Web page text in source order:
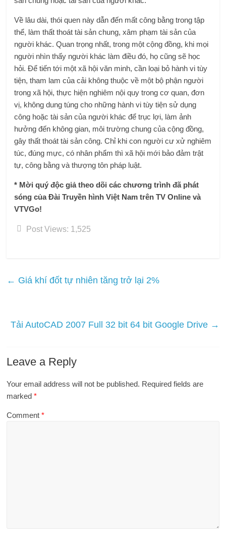
Về lâu dài, thói quen này dẫn đến mất công bằng trong tập
thể, làm thất thoát tài sản chung, xâm phạm tài sản của
người khác. Quan trọng nhất, trong một cộng đồng, khi mọi
người nhìn thấy người khác làm điều đó, họ cũng sẽ học
hỏi. Để tiến tới một xã hội văn minh, cần loại bỏ hành vi tùy
tiện, tham lam của cải không thuộc về một bộ phận người
trong xã hội, thực hiện nghiêm nội quy trong cơ quan, đơn
vị, không dung túng cho những hành vi tùy tiện sử dụng
công hoặc tài sản của người khác để trục lợi, làm ảnh
hưởng đến không gian, môi trường chung của cộng đồng,
gây thất thoát tài sản công. Chỉ khi con người cư xử nghiêm
túc, đúng mực, có nhân phẩm thì xã hội mới bảo đảm trật
tự, công bằng và thượng tôn pháp luật.
* Mời quý độc giả theo dõi các chương trình đã phát
sóng của Đài Truyền hình Việt Nam trên TV Online và
VTVGo!
Post Views: 1,525
← Giá khí đốt tự nhiên tăng trở lại 2%
Tải AutoCAD 2007 Full 32 bit 64 bit Google Drive →
Leave a Reply
Your email address will not be published. Required fields are
marked*
Comment*